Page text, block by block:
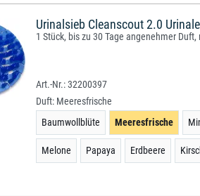
Urinalsieb Cleanscout 2.0
1 Stück, bis zu 30 Tage angenehmer Duft,
32200397
Duft: Meeresfrische
Baumwollblüte
Meeresfrische
Melone Papaya Erdbeere